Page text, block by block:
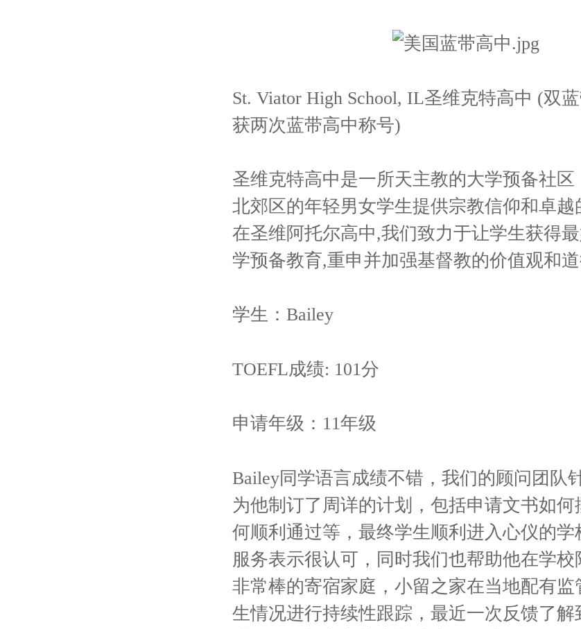
St. Viator High School, IL圣维克特高中 (双
获两次蓝带高中称号)
圣维克特高中是一所天主教的大学预备社区
北郊区的年轻男女学生提供宗教信仰和卓越
在圣维阿托尔高中,我们致力于让学生获得
学预备教育,重申并加强基督教的价值观和道
学生：Bailey
TOEFL成绩: 101分
申请年级：11年级
Bailey同学语言成绩不错，我们的顾问团队
为他制订了周详的计划，包括申请文书如何
何顺利通过等，最终学生顺利进入心仪的学
服务表示很认可，同时我们也帮助他在学校
非常棒的寄宿家庭，小留之家在当地配有监
生情况进行持续性跟踪，最近一次反馈了解